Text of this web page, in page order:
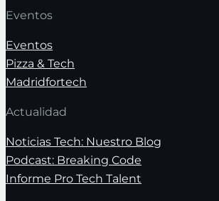
Eventos
Eventos
Pizza & Tech
Madridfortech
Actualidad
Noticias Tech: Nuestro Blog
Podcast: Breaking Code
Informe Pro Tech Talent